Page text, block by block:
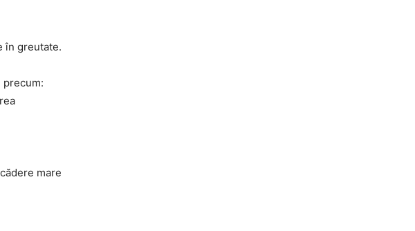
în greutate.
precum:
mare